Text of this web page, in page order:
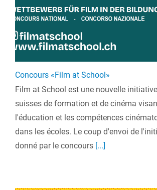
Concours «Film at School»
Film at School est une nouvelle
suisses de formation et de cinéma
l'éducation et les compétences
dans les écoles. Le coup d'envoi de
donné par le concours [...]